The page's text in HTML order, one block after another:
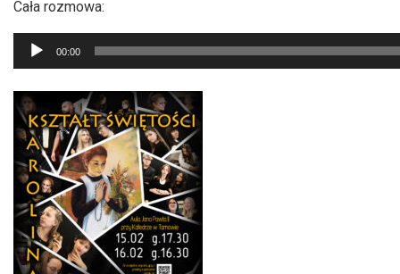
Cała rozmowa:
Odtwarzacz
plików
dźwiękowych
00:00